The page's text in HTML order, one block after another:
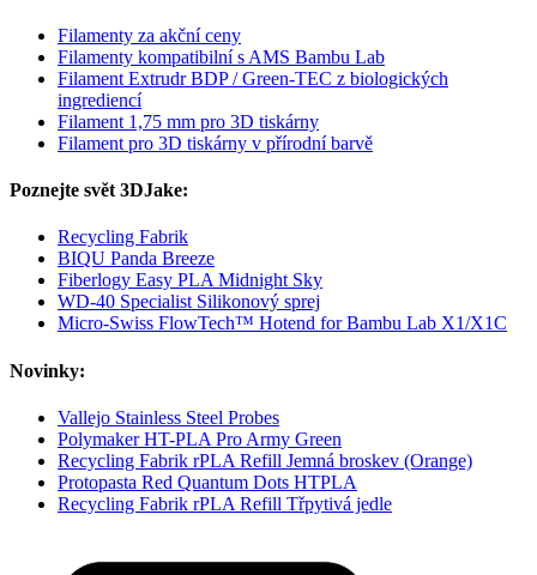
Filamenty za akční ceny
Filamenty kompatibilní s AMS Bambu Lab
Filament Extrudr BDP / Green-TEC z biologických
ingrediencí
Filament 1,75 mm pro 3D tiskárny
Filament pro 3D tiskárny v přírodní barvě
Poznejte svět 3DJake:
Recycling Fabrik
BIQU Panda Breeze
Fiberlogy Easy PLA Midnight Sky
WD-40 Specialist Silikonový sprej
Micro-Swiss FlowTech™ Hotend for Bambu Lab X1/X1C
Novinky:
Vallejo Stainless Steel Probes
Polymaker HT-PLA Pro Army Green
Recycling Fabrik rPLA Refill Jemná broskev (Orange)
Protopasta Red Quantum Dots HTPLA
Recycling Fabrik rPLA Refill Třpytivá jedle